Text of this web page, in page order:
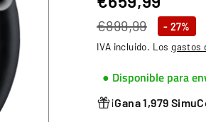
Precio
habitual
€899,99€899,99
Precio
oferta
- 27%
IVA incluido. Losgastos
● Disponible para
¡Gana 1,979